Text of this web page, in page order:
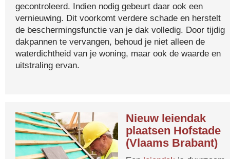
gecontroleerd. Indien nodig gebeurt daar ook een
vernieuwing. Dit voorkomt verdere schade en herstelt
de beschermingsfunctie van je dak volledig. Door tijdig
dakpannen te vervangen, behoud je niet alleen de
waterdichtheid van je woning, maar ook de waarde en
uitstraling ervan.
Nieuw leiendak
plaatsen Hofstade
(Vlaams Brabant)